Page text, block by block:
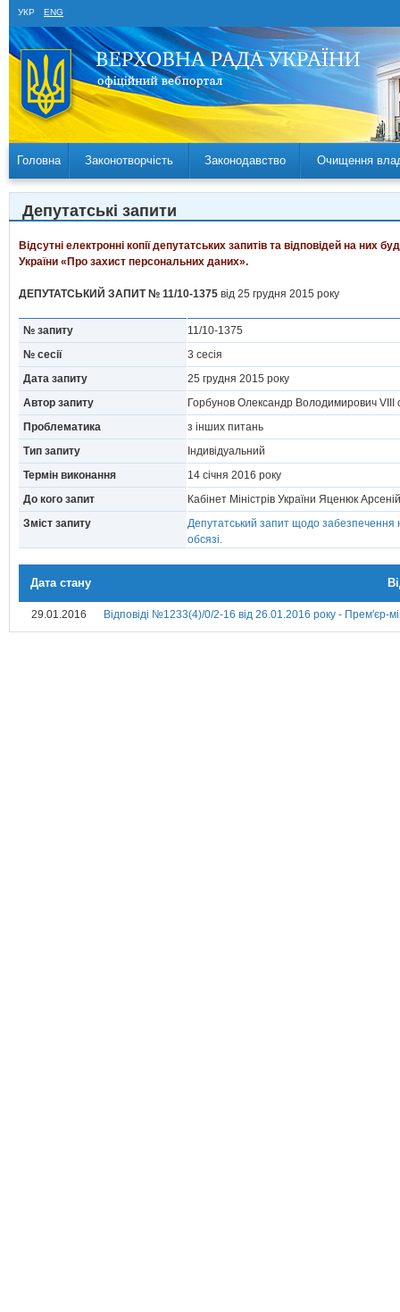
УКР ENG
Головна Законотворчість Законодавство Очищення
Депутатські запити
Відсутні електронні копії депутатських запитів та відповідей на
України «Про захист персональних даних».
ДЕПУТАТСЬКИЙ ЗАПИТ № 11/10-1375 від 25 грудня 2015 року
№ запиту
11/10-1375
№ сесії
3 сесія
Дата запиту
25 грудня 2015 року
Автор запиту
Горбунов Олександр Володимирович VIII
Проблематика
з інших питань
Тип запиту
Індивідуальний
Термін виконання
14 сiчня 2016 року
До кого запит
Кабінет Міністрів України Яценюк
Зміст запиту
Депутатський запит щодо забезпечення
обсязі.
Дата стану
29.01.2016 Відповіді №1233(4)/0/2-16 від 26.01.2016 року - Прем'єр-